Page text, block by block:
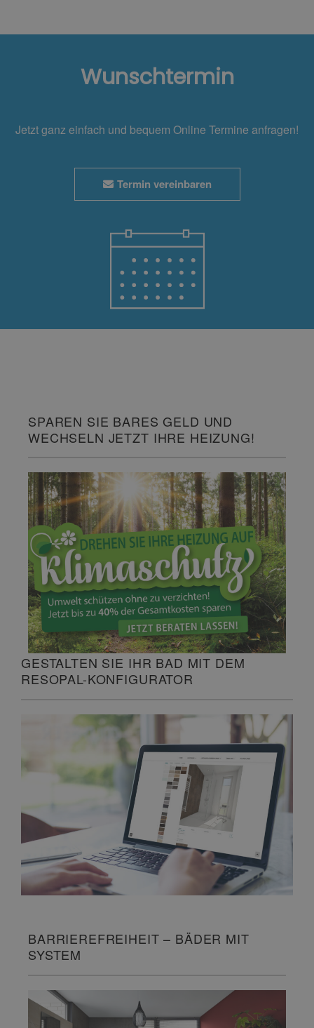
Wunschtermin
Jetzt ganz einfach und bequem Online Termine anfragen!
Termin vereinbaren
SPAREN SIE BARES GELD UND
WECHSELN JETZT IHRE HEIZUNG!
GESTALTEN SIE IHR BAD MIT DEM
RESOPAL-KONFIGURATOR
BARRIEREFREIHEIT – BÄDER MIT
SYSTEM